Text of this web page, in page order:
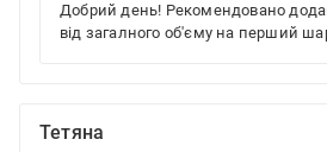
Добрий день! Рекомендовано
від загалного об'єму на перший
Тетяна